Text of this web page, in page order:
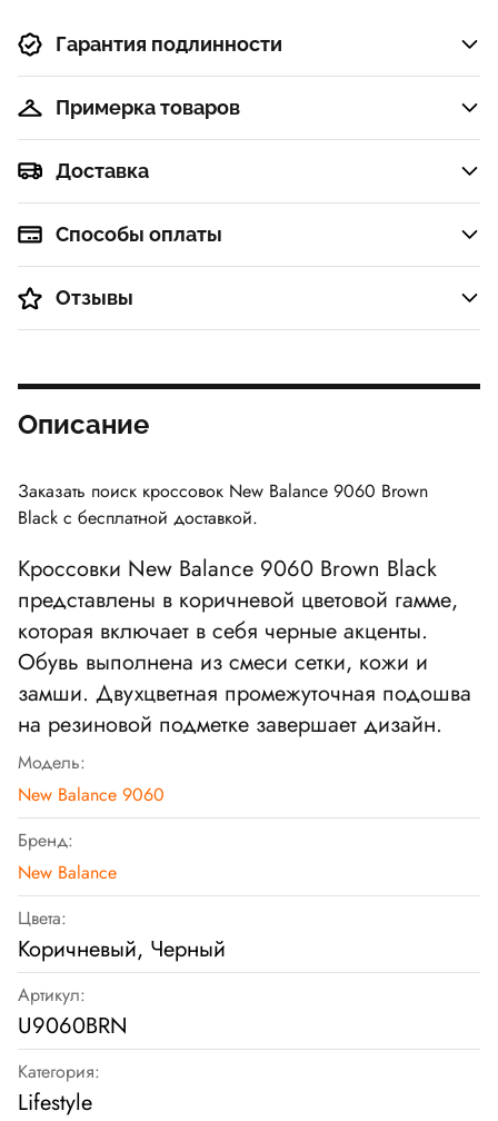
Гарантия подлинности
Примерка товаров
Доставка
Способы оплаты
Отзывы
Описание
Заказать поиск кроссовок New Balance 9060 Brown
Black с бесплатной доставкой.
Кроссовки New Balance 9060 Brown Black
представлены в коричневой цветовой гамме,
которая включает в себя черные акценты.
Обувь выполнена из смеси сетки, кожи и
замши. Двухцветная промежуточная подошва
на резиновой подметке завершает дизайн.
Модель:
New Balance 9060
Бренд:
New Balance
Цвета:
Коричневый, Черный
Артикул:
U9060BRN
Категория:
Lifestyle